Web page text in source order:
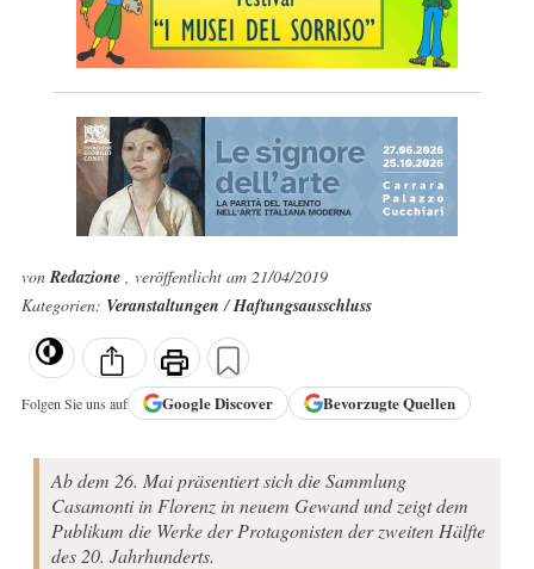
vonRedazione , veröffentlicht am 21/04/2019
Kategorien: Veranstaltungen/Haftungsausschluss
Folgen Sie uns auf GoogleDiscover Bevorzugte Quellen
Ab dem 26. Mai präsentiert sich die Sammlung
Casamonti in Florenz in neuem Gewand und zeigt dem
Publikum die Werke der Protagonisten der zweiten Hälfte
des 20. Jahrhunderts.